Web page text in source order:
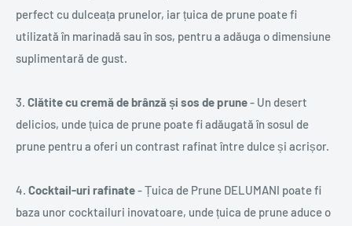
perfect cu dulceața prunelor, iar țuica de prune poate fi
utilizată în marinadă sau în sos, pentru a adăuga o dimensiune
suplimentară de gust.
3. Clătite cu cremă de brânză și sos de prune- Un desert
delicios, unde țuica de prune poate fi adăugată în sosul de
prune pentru a oferi un contrast rafinat între dulce și acrișor.
4. Cocktail-uri rafinate- Țuica de Prune DELUMANI poate fi
baza unor cocktailuri inovatoare, unde țuica de prune aduce o